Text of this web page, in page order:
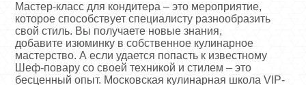
Мастер-класс для кондитера – это мероприятие,
которое способствует специалисту разнообразить
свой стиль. Вы получаете новые знания,
добавите изюминку в собственное кулинарное
мастерство. А если удается попасть к известному
Шеф-повару со своей техникой и стилем – это
бесценный опыт. Московская кулинарная школа VIP-